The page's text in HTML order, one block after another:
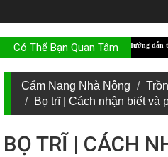
Có Thể Bạn Quan Tâm
Hướng dẫn trồng rau sạch trong
Cẩm Nang Nhà Nông
Bọ trĩ | Cách nhận biết và
BỌ TRĨ | CÁCH